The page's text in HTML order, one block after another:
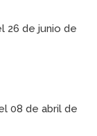
26 de junio de
08 de abril de